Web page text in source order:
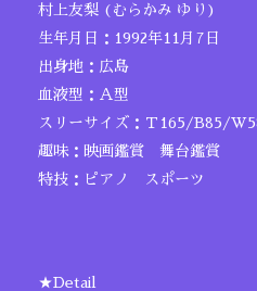
村上友梨 (むらかみ ゆり)
生年月日：1992年11月7日
出身地：広島
血液型：Ａ型
スリーサイズ：Ｔ165/B85/
趣味：映画鑑賞 舞台鑑賞
特技：ピアノ スポーツ
★Detail